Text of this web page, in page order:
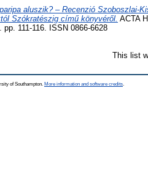
aluszik? – Recenzió Szoboszlai-
Szókratészig című könyvéről. ACTA
111-116. ISSN 0866-6628
This list
of Southampton. More information and software credits